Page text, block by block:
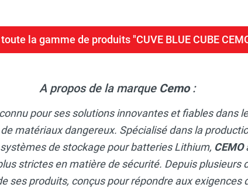
la gamme de produits "CUVE BLUE CUBE
A propos de la marque Cemo:
pour ses solutions innovantes et fiables dans
matériaux dangereux. Spécialisé dans la
de stockage pour batteries Lithium, CEMO
strictes en matière de sécurité. Depuis plusieurs
ses produits, conçus pour répondre aux exigences